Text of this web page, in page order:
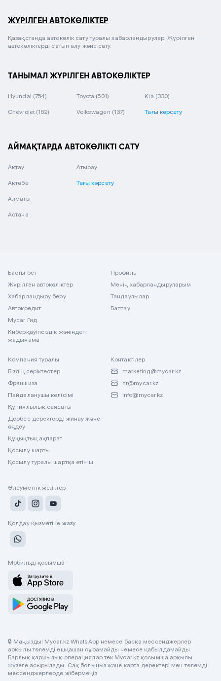
ЖҮРІЛГЕН АВТОКӨЛІКТЕР
Қазақстанда автокөлік сату туралы хабарландырулар. Жүрілген
автокөліктерді сатып алу және сату.
ТАНЫМАЛ ЖҮРІЛГЕН АВТОКӨЛІКТЕР
Hyundai (754) Toyota (501) Kia (330)
Chevrolet (162) Volkswagen (137) Тағы көрсету
АЙМАҚТАРДА АВТОКӨЛІКТІ САТУ
Ақтау
Ақтөбе
Алматы
Астана
Атырау
Тағы көрсету
Басты бет
Жүрілген автокөліктер
Хабарландыру беру
Автокредит
Mycar Гид
Киберқауіпсіздік жөніндегі
жадынама
Профиль
Менің хабарландыруларым
Таңдаулылар
Баптау
Компания туралы
Біздің серіктестер
Франшиза
Пайдаланушы келісімі
Құпиялылық саясаты
Дербес деректерді жинау және
өңдеу
Құқықтық ақпарат
Қосылу шарты
Қосылу туралы шартқа өтініш
Контактілер
marketing@mycar.kz
hr@mycar.kz
info@mycar.kz
Әлеуметтік желілер
Қолдау қызметіне жазу
Мобильді қосымша
🔒 Маңызды! Mycar.kz WhatsApp немесе басқа мессенджерлер
арқылы төлемді ешқашан сұрамайды немесе қабылдамайды.
Барлық қаржылық операциялар тек Mycar.kz қосымша арқылы
жүзеге асырылады. Сақ болыңыз және карта деректері мен төлемді
мессенджерлерде жібермеңіз.